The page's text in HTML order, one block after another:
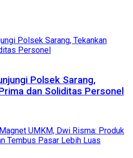
Polsek Sarang,
dan Soliditas Personel